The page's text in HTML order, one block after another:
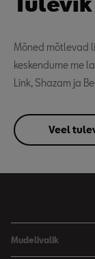
Mõned mõtlevad
keskendume me
Link, Shazam ja
Veel
Mudelivalik